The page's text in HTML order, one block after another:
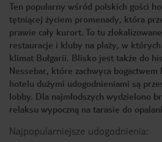
Ten popularny wśród polskich gości
tętniącej życiem promenady, która
prawie cały kurort. To tu
restauracje i kluby na plaży, w których
klimat Bułgarii. Blisko jest także do
Nessebar, które zachwyca
hotelu dużymi udogodnieniami są
lobby. Dla najmłodszych wydzielono
relaksu wypoczną na tarasie do
Najpopularniejsze udogodnienia: